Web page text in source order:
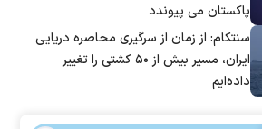
پاکستان می پیوندد
سنتکام: از زمان از سرگیری محاصره دریایی
ایران، مسیر بیش از ۵۰ کشتی را تغییر
داده‌ایم